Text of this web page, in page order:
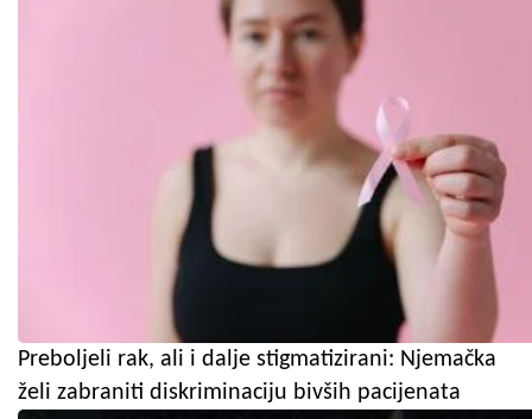
Preboljeli rak, ali i dalje stigmatizirani: Njemačka
želi zabraniti diskriminaciju bivših pacijenata